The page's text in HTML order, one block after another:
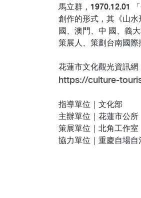
馬立群，1970.12.01
創作的形式，其《山
國、澳門、中 國、義
策展人、策劃台南國際
花蓮市文化觀光資訊網
https://culture-
指導單位｜文化部
主辦單位｜花蓮市公所
策展單位｜北角工作室
協力單位｜重慶自場